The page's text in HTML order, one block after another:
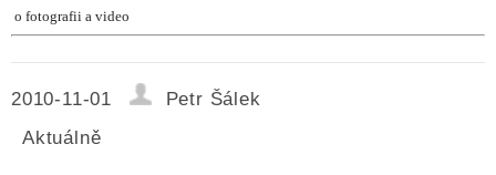
o fotografii a video
2010-11-01
Petr Šálek
Aktuálně